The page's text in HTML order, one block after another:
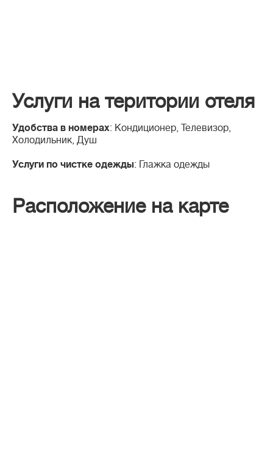
Услуги на територии отеля
Удобства в номерах: Кондиционер, Телевизор,
Холодильник, Душ
Услуги по чистке одежды: Глажка одежды
Расположение на карте